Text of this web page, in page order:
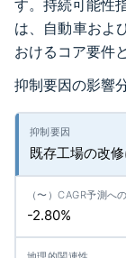
す。持続可能性
は、自動車およ
おけるコア要件
抑制要因の影響
既存工場の改
-2.80%